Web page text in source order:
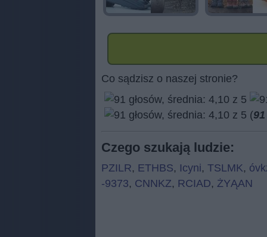
Co sądzisz o naszej stronie?
(91
Czego szukają ludzie:
PZILR, ETHBS, Icyni, TSLMK,
-9373, CNNKZ, RCIAD, ŻYĄAN